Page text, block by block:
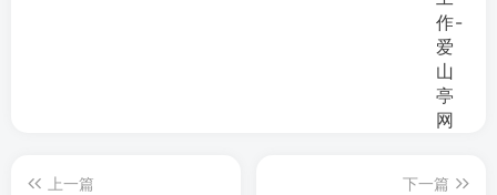
上一篇
下一篇